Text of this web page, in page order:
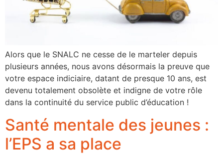
Alors que le SNALC ne cesse de le marteler depuis
plusieurs années, nous avons désormais la preuve que
votre espace indiciaire, datant de presque 10 ans, est
devenu totalement obsolète et indigne de votre rôle
dans la continuité du service public d’éducation !
Santé mentale des jeunes :
l’EPS a sa place